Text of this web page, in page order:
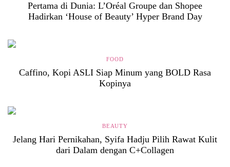
Pertama di Dunia: L’Oréal Groupe dan Shopee
Hadirkan ‘House of Beauty’ Hyper Brand Day
FOOD
Caffino, Kopi ASLI Siap Minum yang BOLD Rasa
Kopinya
BEAUTY
Jelang Hari Pernikahan, Syifa Hadju Pilih Rawat Kulit
dari Dalam dengan C+Collagen